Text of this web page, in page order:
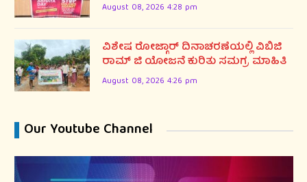
August 08, 2026 4:28 pm
ವಿಶೇಷ ರೋಜ್ಗಾರ್ ದಿನಾಚರಣೆಯಲ್ಲಿ ವಿಬಿಜಿ
ರಾಮ್ ಜಿ ಯೋಜನೆ ಕುರಿತು ಸಮಗ್ರ ಮಾಹಿತಿ
August 08, 2026 4:26 pm
Our Youtube Channel